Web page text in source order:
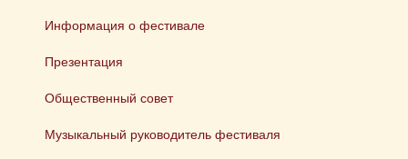
Информация о фестивале
Презентация
Общественный совет
Музыкальный руководитель фестиваля